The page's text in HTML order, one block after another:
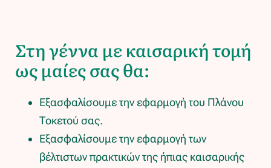
Στη γέννα με καισαρική τομή
ως μαίες σας θα:
Εξασφαλίσουμε την εφαρμογή του Πλάνου
Τοκετού σας.
Εξασφαλίσουμε την εφαρμογή των
βέλτιστων πρακτικών της ήπιας καισαρικής